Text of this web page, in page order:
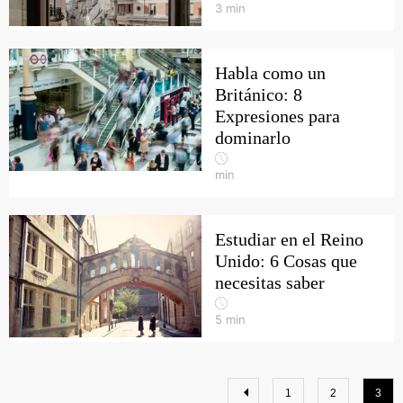
3 min
Habla como un
Británico: 8
Expresiones para
dominarlo
min
Estudiar en el Reino
Unido: 6 Cosas que
necesitas saber
5 min
1 2 3